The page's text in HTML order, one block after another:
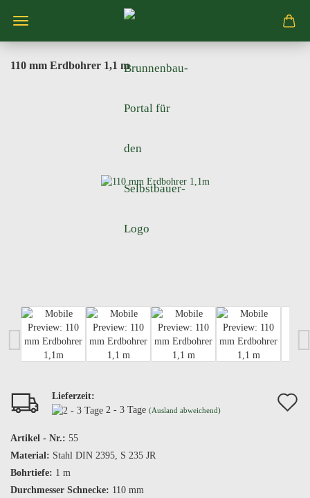
110 mm Erdbohrer 1,1 m
Lieferzeit:
2 - 3 Tage (Ausland abweichend)
Artikel - Nr.: 55
Material: Stahl DIN 2395, S 235 JR
Bohrtiefe: 1 m
Durchmesser Schnecke: 110 mm